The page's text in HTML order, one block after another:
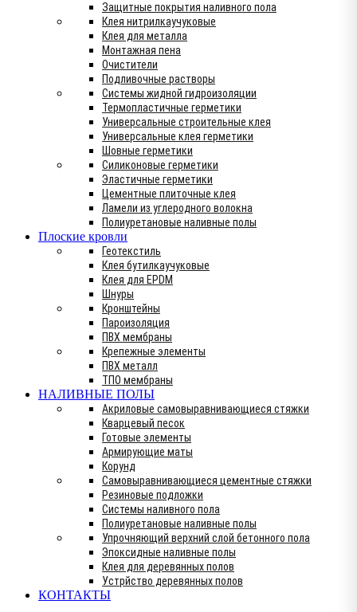
Защитные покрытия наливного пола
Клея нитрилкаучуковые
Клея для металла
Монтажная пена
Очистители
Подливочные растворы
Системы жидной гидроизоляции
Термопластичные герметики
Универсальные строительные клея
Универсальные клея герметики
Шовные герметики
Силиконовые герметики
Эластичные герметики
Цементные плиточные клея
Ламели из углеродного волокна
Полиуретановые наливные полы
Плоские кровли
Геотекстиль
Клея бутилкаучуковые
Клея для EPDM
Шнуры
Кронштейны
Пароизоляция
ПВХ мембраны
Крепежные элементы
ПВХ металл
ТПО мембраны
НАЛИВНЫЕ ПОЛЫ
Акриловые самовыравнивающиеся стяжки
Кварцевый песок
Готовые элементы
Армирующие маты
Корунд
Самовыравнивающиеся цементные стяжки
Резиновые подложки
Системы наливного пола
Полиуретановые наливные полы
Упрочняющий верхний слой бетонного пола
Эпоксидные наливные полы
Клея для деревянных полов
Устрйство деревянных полов
КОНТАКТЫ